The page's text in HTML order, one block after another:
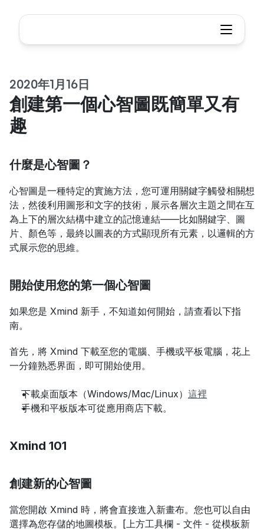
2020年1月16日
創建第一個心智圖既簡單又有
趣
什麼是心智圖？
心智圖是一種特定的實施方法，您可運用關鍵字觸發相關想
法，然後利用圖形和文字的技術，展示各層次主題之間在互
為上下的層次結構中建立的記憶連結——比如關鍵字、圖
片、顏色等，最終以圖表的方式顯現所有元素，以邏輯的方
式展示您的思維。
開始使用您的第一個心智圖
如果您是 Xmind 新手，不知道如何開始，請查看以下指
南。
首先，將 Xmind 下載至您的電腦、手機或平板電腦，花上
一分鐘熟悉界面，即可開始使用。
下載桌面版本（Windows/Mac/Linux） 這裡
手機和平板版本可從應用商店下載。
Xmind 101
創建新的心智圖
當您開啟 Xmind 時，將會直接進入新畫布。您也可以自由
選擇為您存儲的地圖模板。[上方工具欄 - 文件 - 從模板新